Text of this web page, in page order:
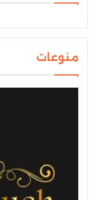
منوعات